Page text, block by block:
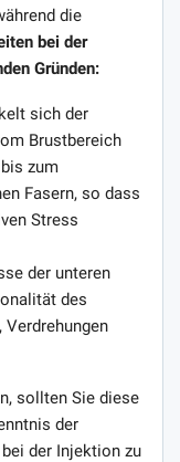
die
bei der
Gründen:
sich der
Brustbereich
zum
Fasern, so dass
Stress
der unteren
des
sollten Sie diese
der
der Injektion zu